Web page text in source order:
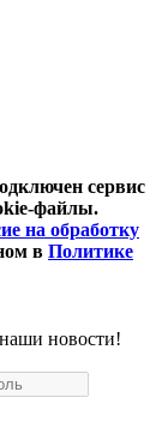
сервис
файлы.
на обработку
в Политике
новости!